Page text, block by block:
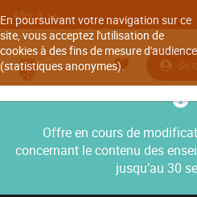
En poursuivant votre navigation sur ce
site, vous acceptez l'utilisation de
cookies à des fins de mesure d'audience
(statistiques anonymes).
Aller à
Se
Offre en cours de
concernant le contenu des
jusqu’au 30